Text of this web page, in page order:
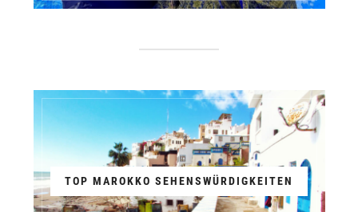
TOP MAROKKO SEHENSWÜRDIGKEITEN